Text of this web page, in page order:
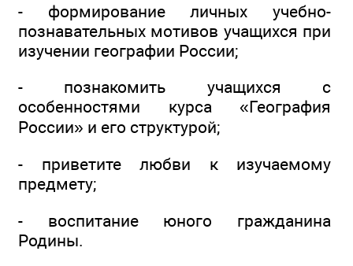
- формирование личных учебно-
познавательных мотивов учащихся при
изучении географии России;
- познакомить учащихся с
особенностями курса «География
России» и его структурой;
- приветите любви к изучаемому
предмету;
- воспитание юного гражданина
Родины.